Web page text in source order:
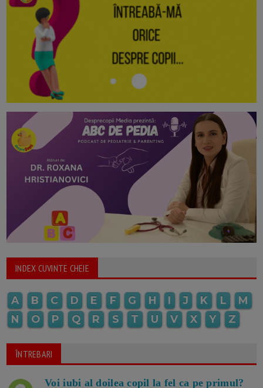
INDEX CUVINTE CHEIE
A B C D E F G H I J K L
M
N
O P Q R S T U V X Y Z
ÎNTREBARI
Voi iubi al doilea copil la fel ca pe primul?